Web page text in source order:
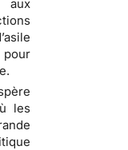
aux
les